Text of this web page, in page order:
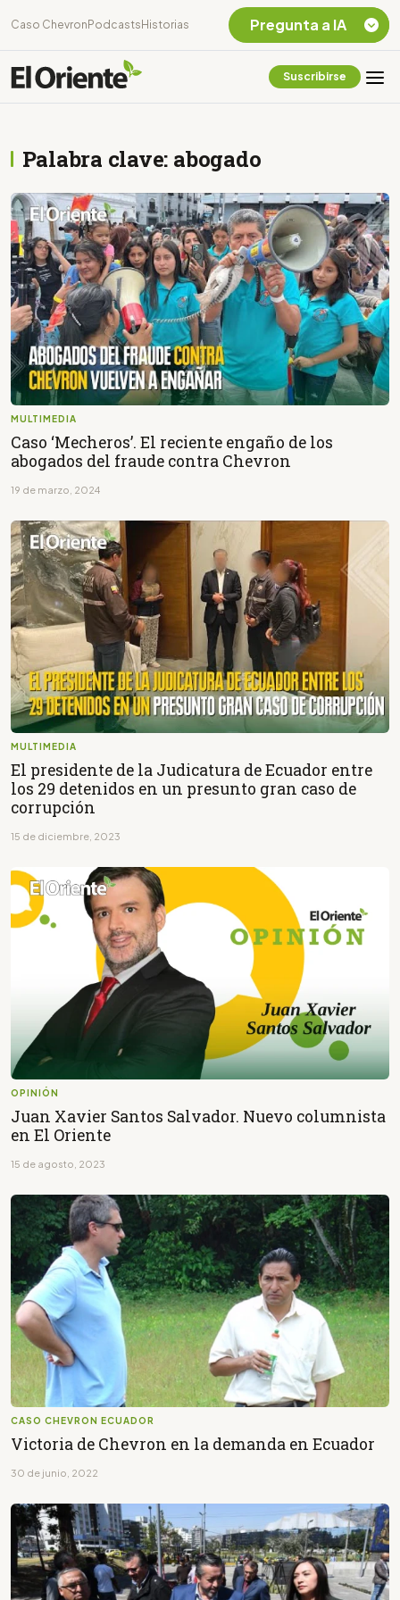
Caso Chevron Podcasts Historias
Suscribirse
Palabra clave: abogado
MULTIMEDIA
Caso ‘Mecheros’. El reciente engaño de los
abogados del fraude contra Chevron
19 de marzo, 2024
MULTIMEDIA
El presidente de la Judicatura de Ecuador entre
los 29 detenidos en un presunto gran caso de
corrupción
15 de diciembre, 2023
OPINIÓN
Juan Xavier Santos Salvador. Nuevo columnista
en El Oriente
15 de agosto, 2023
CASO CHEVRON ECUADOR
Victoria de Chevron en la demanda en Ecuador
30 de junio, 2022
Pregunta a IA
Amazonia Ecuatoriana
¿En que consiste la
tasa minera que rige en
Ecuador?